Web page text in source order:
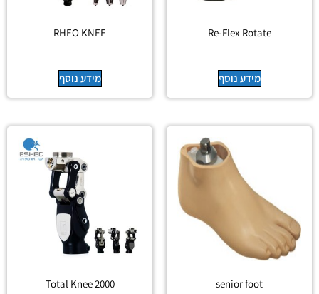
Re-Flex Rotate
מידע נוסף
RHEO KNEE
מידע נוסף
senior foot
Total Knee 2000